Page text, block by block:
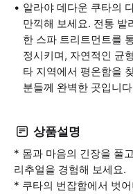
알라야 데다운 쿠타의
만끽해 보세요. 전통 발
한 스파 트리트먼트를
정시키며, 자연적인 균
타 지역에서 평온함을
분들께 완벽한 곳입니
상품설명
* 몸과 마음의 긴장을 풀
리추얼을 경험해 보세요.
* 쿠타의 번잡함에서 벗